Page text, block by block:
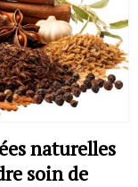
naturelles
soin de